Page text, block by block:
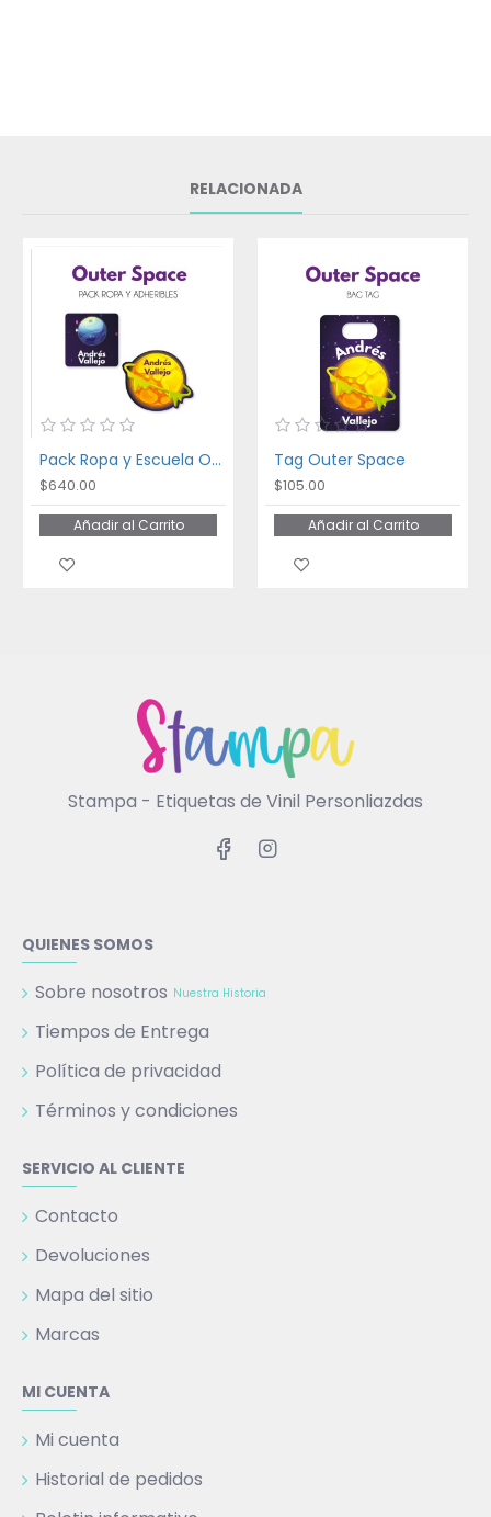
RELACIONADA
Pack Ropa y Escuela Outer Space
$640.00
Añadir al Carrito
Tag Outer Space
$105.00
Añadir al Carrito
Stampa - Etiquetas de Vinil Personliazdas
QUIENES SOMOS
Sobre nosotros Nuestra Historia
Tiempos de Entrega
Política de privacidad
Términos y condiciones
SERVICIO AL CLIENTE
Contacto
Devoluciones
Mapa del sitio
Marcas
MI CUENTA
Mi cuenta
Historial de pedidos